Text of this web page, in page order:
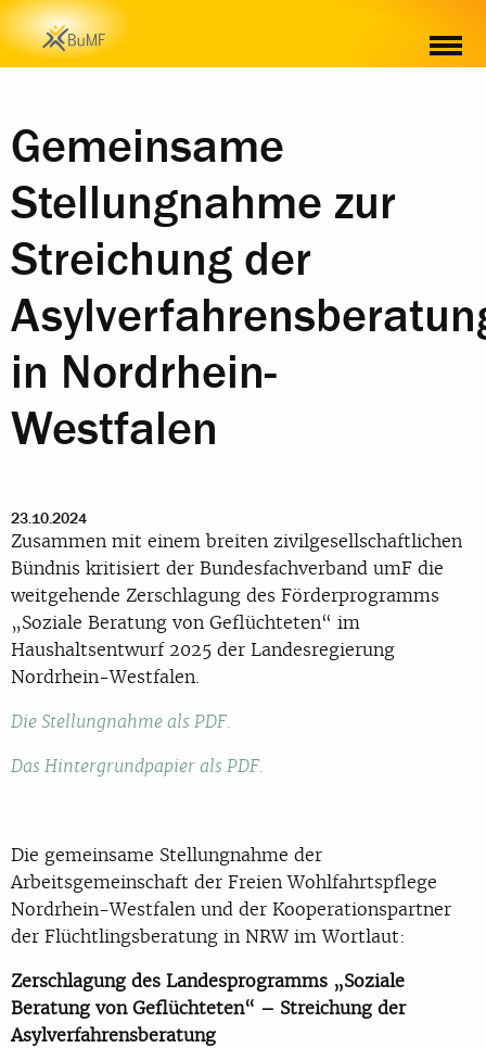
Gemeinsame
Stellungnahme zur
Streichung der
in Nordrhein-
Westfalen
23.10.2024
Zusammen mit einem breiten zivilgesellschaftlichen
Bündnis kritisiert der Bundesfachverband umF die
weitgehende Zerschlagung des Förderprogramms
„Soziale Beratung von Geflüchteten“ im
Haushaltsentwurf 2025 der Landesregierung
Nordrhein-Westfalen.
Die Stellungnahme als PDF.
Das Hintergrundpapier als PDF.
Die gemeinsame Stellungnahme der
Arbeitsgemeinschaft der Freien Wohlfahrtspflege
Nordrhein-Westfalen und der Kooperationspartner
der Flüchtlingsberatung in NRW im Wortlaut:
Zerschlagung des Landesprogramms „Soziale
Beratung von Geflüchteten“ – Streichung der
Asylverfahrensberatung